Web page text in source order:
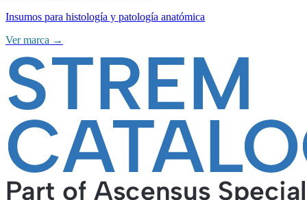
Insumos para histología y patología anatómica
Ver marca →